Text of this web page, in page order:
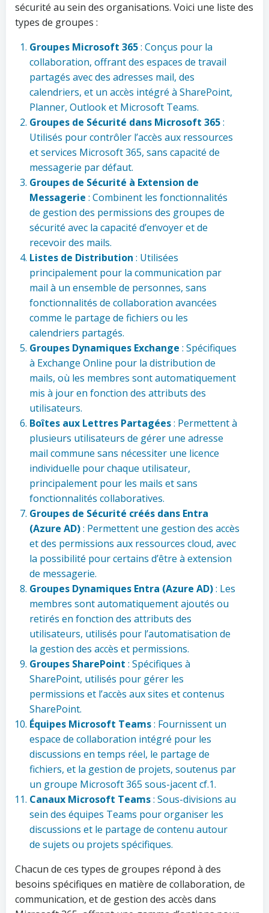
sécurité au sein des organisations. Voici une liste des
types de groupes :
Groupes Microsoft 365: Conçus pour la
collaboration, offrant des espaces de travail
partagés avec des adresses mail, des
calendriers, et un accès intégré à SharePoint,
Planner, Outlook et Microsoft Teams.
Groupes de Sécurité dans Microsoft 365:
Utilisés pour contrôler l’accès aux ressources
et services Microsoft 365, sans capacité de
messagerie par défaut.
Groupes de Sécurité à Extension de
Messagerie : Combinent les fonctionnalités
de gestion des permissions des groupes de
sécurité avec la capacité d’envoyer et de
recevoir des mails.
Listes de Distribution : Utilisées
principalement pour la communication par
mail à un ensemble de personnes, sans
fonctionnalités de collaboration avancées
comme le partage de fichiers ou les
calendriers partagés.
Groupes Dynamiques Exchange : Spécifiques
à Exchange Online pour la distribution de
mails, où les membres sont automatiquement
mis à jour en fonction des attributs des
utilisateurs.
Boîtes aux Lettres Partagées: Permettent à
plusieurs utilisateurs de gérer une adresse
mail commune sans nécessiter une licence
individuelle pour chaque utilisateur,
principalement pour les mails et sans
fonctionnalités collaboratives.
Groupes de Sécurité créés dans Entra
(Azure AD): Permettent une gestion des accès
et des permissions aux ressources cloud, avec
la possibilité pour certains d’être à extension
de messagerie.
Groupes Dynamiques Entra (Azure AD): Les
membres sont automatiquement ajoutés ou
retirés en fonction des attributs des
utilisateurs, utilisés pour l’automatisation de
la gestion des accès et permissions.
Groupes SharePoint : Spécifiques à
SharePoint, utilisés pour gérer les
permissions et l’accès aux sites et contenus
SharePoint.
Équipes Microsoft Teams: Fournissent un
espace de collaboration intégré pour les
discussions en temps réel, le partage de
fichiers, et la gestion de projets, soutenus par
un groupe Microsoft 365 sous-jacent cf.1.
Canaux Microsoft Teams: Sous-divisions au
sein des équipes Teams pour organiser les
discussions et le partage de contenu autour
de sujets ou projets spécifiques.
Chacun de ces types de groupes répond à des
besoins spécifiques en matière de collaboration, de
communication, et de gestion des accès dans